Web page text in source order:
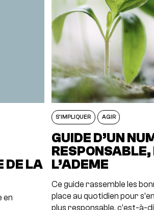
DE LA
en
S'IMPLIQUER AGIR
GUIDE D’UN
RESPONSABLE,
L’ADEME
Ce guide rassemble les
place au quotidien pour
plus responsable, c’est-à-